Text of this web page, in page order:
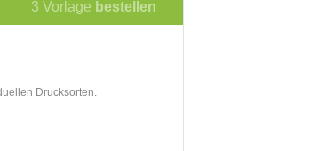
3 Vorlage bestellen
Drucksorten.